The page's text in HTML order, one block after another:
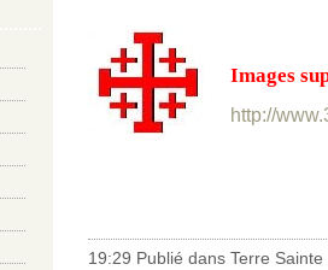
Images
http://
19:29 Publié dans Terre Sainte